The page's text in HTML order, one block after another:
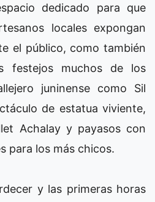
dedicado para que
locales expongan
el público, como también
festejos muchos de los
juninense como Sil
de estatua viviente,
Achalay y payasos con
para los más chicos.
y las primeras horas